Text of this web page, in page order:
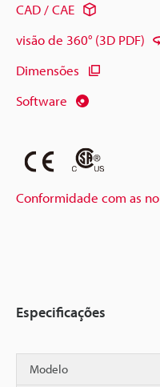
CAD / CAE
visão de 360° (3D PDF)
Dimensões
Software
Conformidade com as
Especificações
Modelo